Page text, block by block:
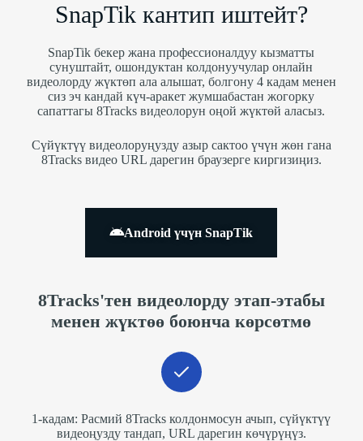
SnapTik кантип иштейт?
SnapTik бекер жана профессионалдуу кызматты
сунуштайт, ошондуктан колдонуучулар онлайн
видеолорду жүктөп ала алышат, болгону 4 кадам менен
сиз эч кандай күч-аракет жумшабастан жогорку
сапаттагы 8Tracks видеолорун оңой жүктөй аласыз.
Сүйүктүү видеолоруңузду азыр сактоо үчүн жөн гана
8Tracks видео URL дарегин браузерге киргизиңиз.
Android үчүн SnapTik
8Tracks'тен видеолорду этап-этабы
менен жүктөө боюнча көрсөтмө
1-кадам: Расмий 8Tracks колдонмосун ачып, сүйүктүү
видеоңузду тандап, URL дарегин көчүрүңүз.